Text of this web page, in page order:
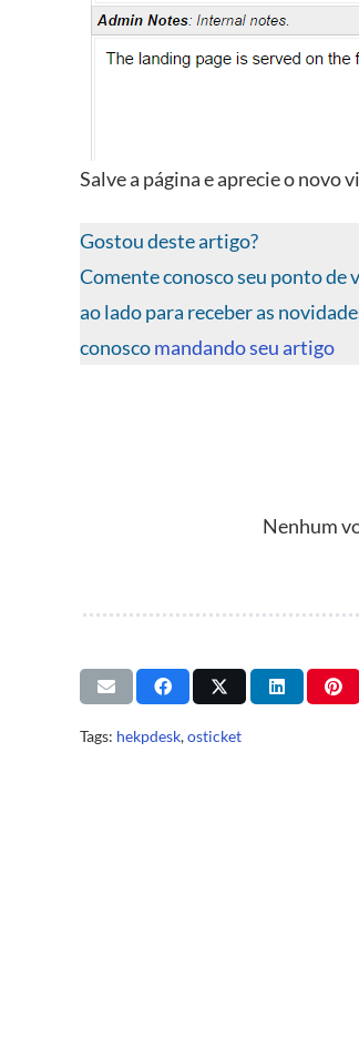
Salve a página e aprecie o novo
Gostou deste artigo?
Comente conosco seu ponto de
ao lado para receber as
conoscomandando seu artigo
Nenhum
Tags: hekpdesk,osticket